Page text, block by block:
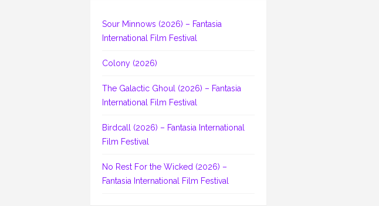
Sour Minnows (2026) – Fantasia
International Film Festival
Colony (2026)
The Galactic Ghoul (2026) – Fantasia
International Film Festival
Birdcall (2026) – Fantasia International
Film Festival
No Rest For the Wicked (2026) –
Fantasia International Film Festival